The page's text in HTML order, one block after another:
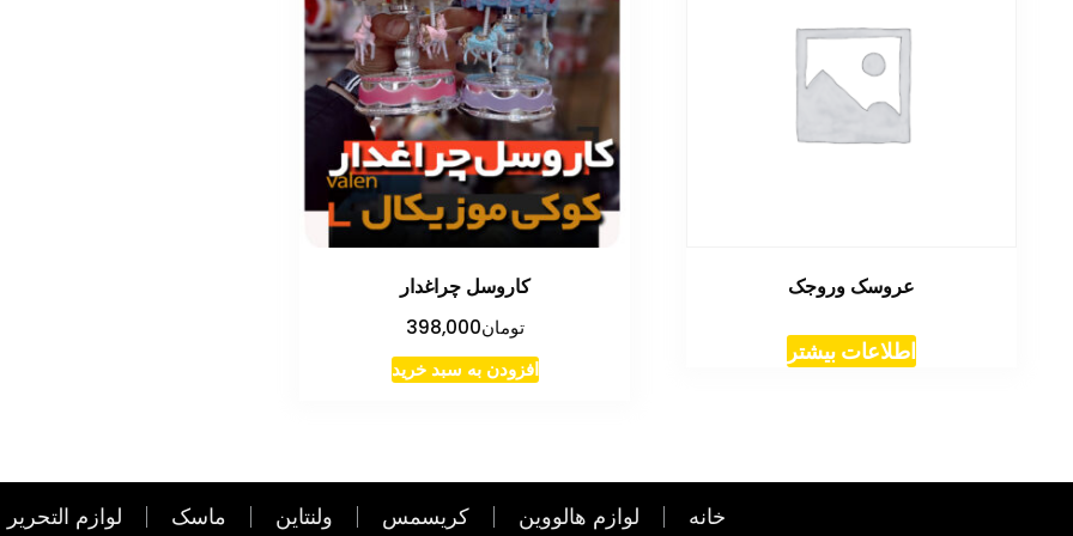
عروسک وروجک
اطلاعات بیشتر
کاروسل چراغدار
تومان398,000
افزودن به سبد خرید
خانه لوازم هالووین کریسمس ولنتاین ماسک لوازم التحریر